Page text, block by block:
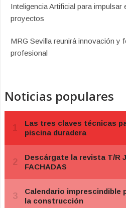
Inteligencia Artificial para impulsar
proyectos
MRG Sevilla reunirá innovación y
profesional
Noticias populares